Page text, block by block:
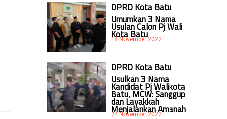
DPRD Kota Batu
Umumkan 3 Nama
Usulan Calon Pj Wali
Kota Batu
18 November 2022
DPRD Kota Batu
Usulkan 3 Nama
Kandidat Pj Walikota
Batu, MCW: Sanggup
dan Layakkah
Menjalankan Amanah
24 November 2022